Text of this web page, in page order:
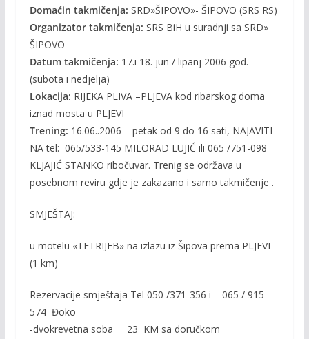
Domaćin takmičenja: SRD»ŠIPOVO»- ŠIPOVO (SRS RS)
Organizator takmičenja: SRS BiH u suradnji sa SRD»
ŠIPOVO
Datum takmičenja: 17.i 18. jun / lipanj 2006 god.
(subota i nedjelja)
Lokacija: RIJEKA PLIVA –PLJEVA kod ribarskog doma
iznad mosta u PLJEVI
Trening: 16.06..2006 – petak od 9 do 16 sati, NAJAVITI
NA tel: 065/533-145 MILORAD LUJIĆ ili 065 /751-098
KLJAJIĆ STANKO ribočuvar. Trenig se održava u
posebnom reviru gdje je zakazano i samo takmičenje .
SMJEŠTAJ:
u motelu «TETRIJEB» na izlazu iz Šipova prema PLJEVI
(1 km)
Rezervacije smještaja Tel 050 /371-356 i 065 / 915
574 Đoko
-dvokrevetna soba 23 KM sa doručkom